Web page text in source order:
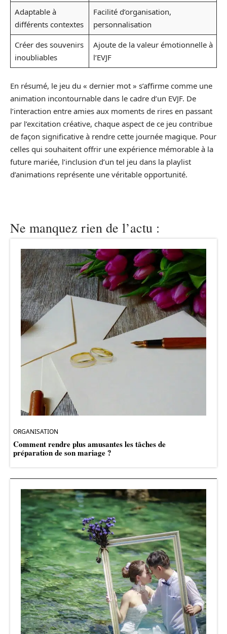
Adaptable à
différents contextes
Facilité d’organisation,
personnalisation
Créer des souvenirs
inoubliables
Ajoute de la valeur émotionnelle à
l’EVJF
En résumé, le jeu du « dernier mot » s’affirme comme une
animation incontournable dans le cadre d’un EVJF. De
l’interaction entre amies aux moments de rires en passant
par l’excitation créative, chaque aspect de ce jeu contribue
de façon significative à rendre cette journée magique. Pour
celles qui souhaitent offrir une expérience mémorable à la
future mariée, l’inclusion d’un tel jeu dans la playlist
d’animations représente une véritable opportunité.
Ne manquez rien de l’actu :
ORGANISATION
Comment rendre plus amusantes les tâches de
préparation de son mariage ?